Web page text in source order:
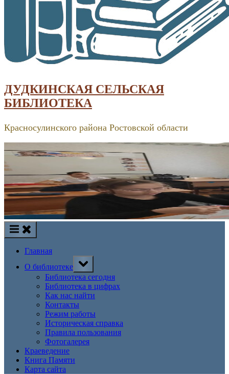
ДУДКИНСКАЯ СЕЛЬСКАЯ
БИБЛИОТЕКА
Красносулинского района Ростовской области
Главная
О библиотеке
Toggle
sub-
menu
Библиотека сегодня
Библиотека в цифрах
Как нас найти
Контакты
Режим работы
Историческая справка
Правила пользования
Фотогалерея
Краеведение
Книга Памяти
Карта сайта